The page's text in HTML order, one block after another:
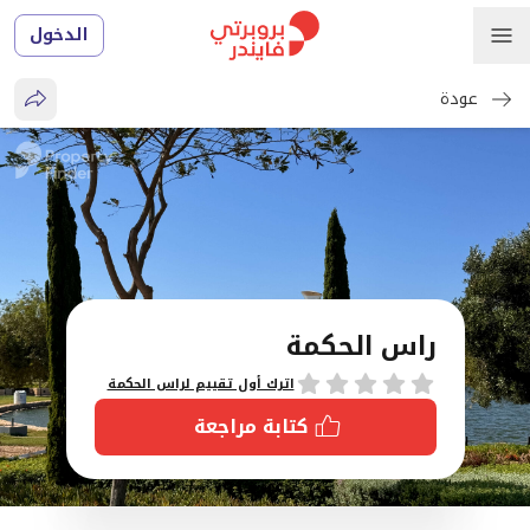
الدخول
عودة
راس الحكمة
تقييمات اترك أول تقييم لراس الحكمة
كتابة مراجعة